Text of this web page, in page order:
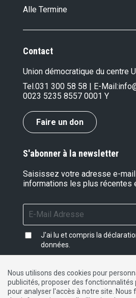
Alle Termine
Contact
Union démocratique du centre
Tel.031 300 58 58 | E-Mail:
0023 5235 8557 0001 Y
Faire un don
S'abonner à la newsletter
Saisissez votre adresse e-
informations les plus récentes
J'ai lu et compris la
données
Impressum| Protection des
Nous utilisons des cookies pour
publicités, proposer des fonctionnalités
pour analyser l'accès à notre site.